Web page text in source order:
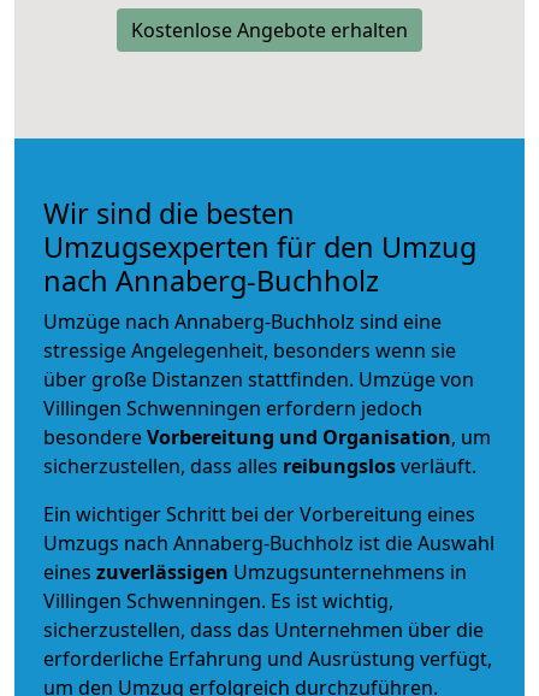
Kostenlose Angebote erhalten
Wir sind die besten
Umzugsexperten für den Umzug
nach Annaberg-Buchholz
Umzüge nach Annaberg-Buchholz sind eine
stressige Angelegenheit, besonders wenn sie
über große Distanzen stattfinden. Umzüge von
Villingen Schwenningen erfordern jedoch
besondereVorbereitung und Organisation, um
sicherzustellen, dass alles reibungslosverläuft.
Ein wichtiger Schritt bei der Vorbereitung eines
Umzugs nach Annaberg-Buchholz ist die Auswahl
eines zuverlässigen Umzugsunternehmens in
Villingen Schwenningen. Es ist wichtig,
sicherzustellen, dass das Unternehmen über die
erforderliche Erfahrung und Ausrüstung verfügt,
um den Umzug erfolgreich durchzuführen.